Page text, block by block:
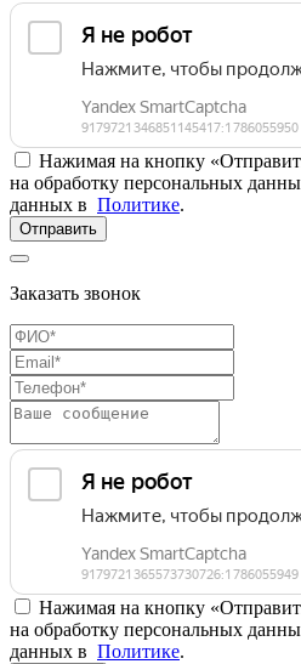
Нажимая на кнопку
на обработку персональных
данных в Политике.
Отправить
Заказать звонок
Нажимая на кнопку
на обработку персональных
данных в Политике.